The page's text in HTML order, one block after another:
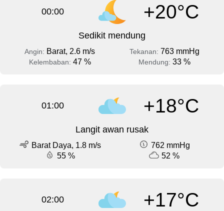
00:00 +20°C
Sedikit mendung
Angin: Barat, 2.6 m/s Tekanan: 763 mmHg
Kelembaban: 47 % Mendung: 33 %
01:00 +18°C
Langit awan rusak
Barat Daya, 1.8 m/s
762 mmHg
55 %
52 %
02:00 +17°C